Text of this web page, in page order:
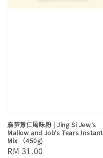
麻芛薏仁風味粉 | Jing Si Jew's
Mallow and Job's Tears Instant
Mix （450g)
Regular
RM 31.00